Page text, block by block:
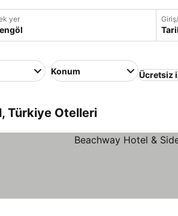
yer
Konum Ücretsiz
Türkiye Otelleri